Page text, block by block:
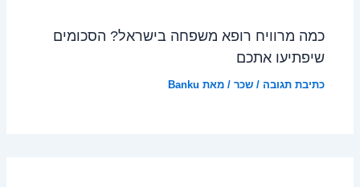
כמה מרוויח רופא משפחה בישראל? הסכומים
שיפתיעו אתכם
כתיבת תגובה /שכר / מאת Banku